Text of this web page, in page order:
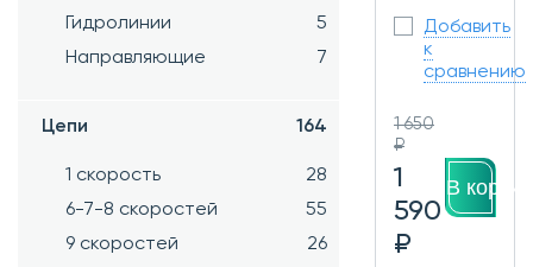
Гидролинии
5
Направляющие
7
Цепи 164
1 скорость
28
6-7-8 скоростей
55
9 скоростей
26
Добавить
к
сравнению
1 650
₽
1
590
₽
В